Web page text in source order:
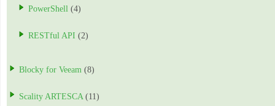
PowerShell (4)
RESTful API (2)
Blocky for Veeam (8)
Scality ARTESCA (11)